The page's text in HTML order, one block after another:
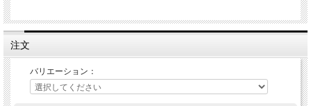
注文
バリエーション：